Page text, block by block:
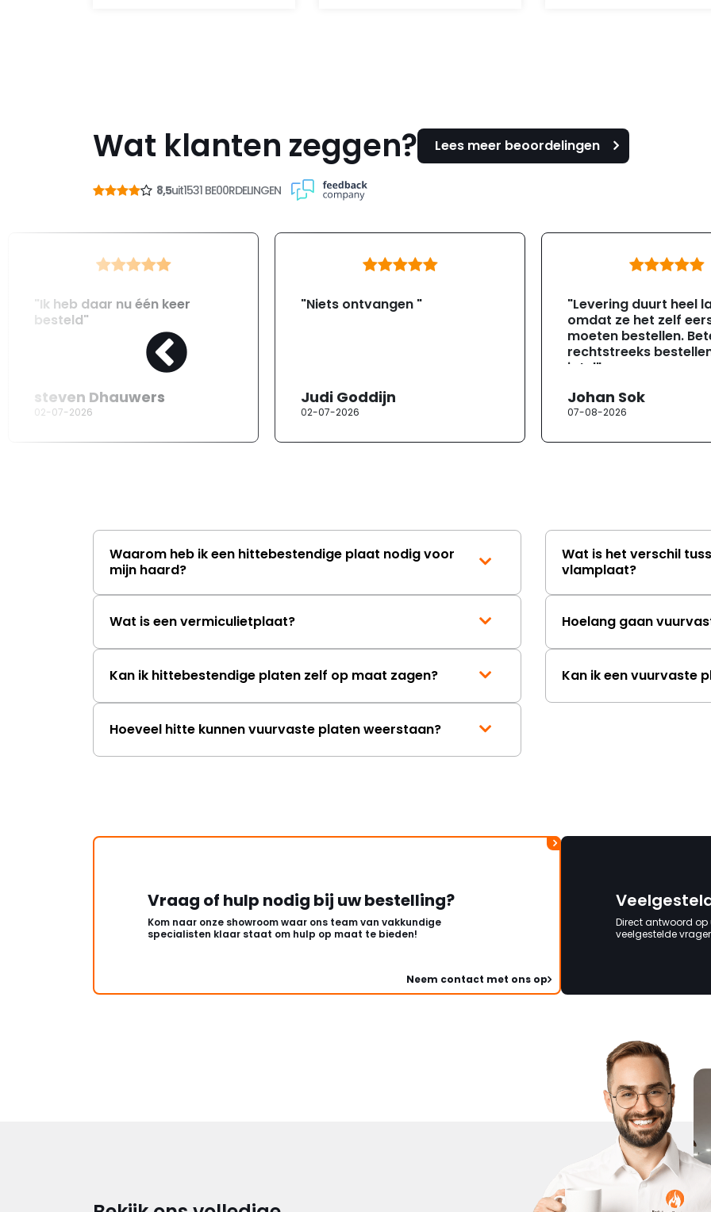
Wat klanten zeggen? Lees meer beoordelingen
8,5uit1531 BE00RDELINGEN
"Ik heb daar nu één keer
besteld"
steven Dhauwers
02-07-2026
"Niets ontvangen "
Judi Goddijn
02-07-2026
"Levering duurt heel
omdat ze het zelf
moeten bestellen.
rechtstreeks
jotul"
Johan Sok
07-08-2026
Waarom heb ik een hittebestendige plaat nodig voor
mijn haard?
Wat is een vermiculietplaat?
Kan ik hittebestendige platen zelf op maat zagen?
Hoeveel hitte kunnen vuurvaste platen weerstaan?
Wat is het verschil
vlamplaat?
Hoelang gaan
Kan ik een vuurvaste
Vraag of hulp nodig bij uw bestelling?
Kom naar onze showroom waar ons team van vakkundige
specialisten klaar staat om hulp op maat te bieden!
Neem contact met ons op
Direct antwoord op
veelgestelde